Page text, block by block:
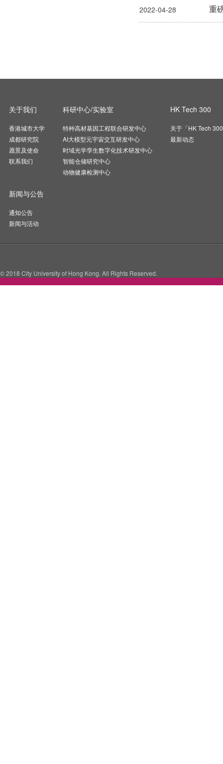
2022-04-28 重
关于我们
香港城市大学
成都研究院
愿景及使命
联系我们
科研中心/实验室
特种高材基因工程联合研发中心
AI大模型元宇宙交互研发中心
时域光学孪生数字化技术研发中心
智能仓储研究中心
动物健康检测中心
HK Tech 300
关于「HK Tech
最新动态
新闻与公告
通知公告
新闻与活动
© 2018 City University of Hong Kong. All Rights Reserved.